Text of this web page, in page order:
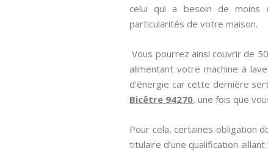
celui qui a besoin de moins
particularités de votre maison.
Vous pourrez ainsi couvrir de
alimentant votre machine à
d’énergie car cette dernière
Bicêtre 94270, une fois que
Pour cela, certaines obligation
titulaire d’une qualification